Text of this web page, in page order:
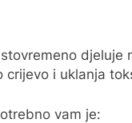
i uklanja
vam je: